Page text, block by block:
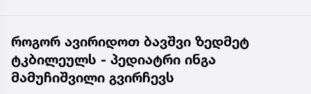
როგორ ავირიდოთ ბავშვი ზედმეტ
ტკბილეულს - პედიატრი ინგა
მამუჩიშვილი გვირჩევს